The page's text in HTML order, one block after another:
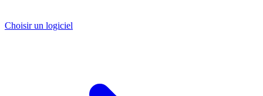
Choisir un logiciel